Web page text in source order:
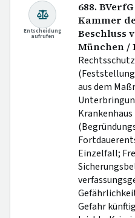
Entscheidung
aufrufen
688.
Kammer
Beschluss
München /
aus dem
Krankenhaus
Einzelfall;
Gefahr